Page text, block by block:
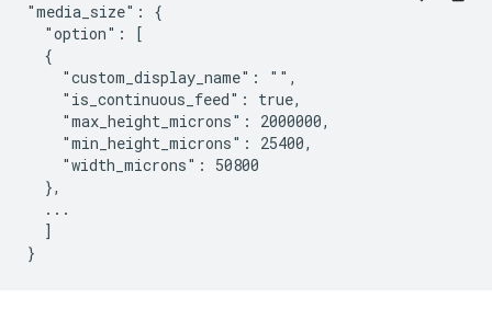
"media_size": {
  "option": [
  {
    "custom_display_name": "",
    "is_continuous_feed": true,
    "max_height_microns": 2000000,
    "min_height_microns": 25400,
    "width_microns": 50800
  },
  ...
  ]